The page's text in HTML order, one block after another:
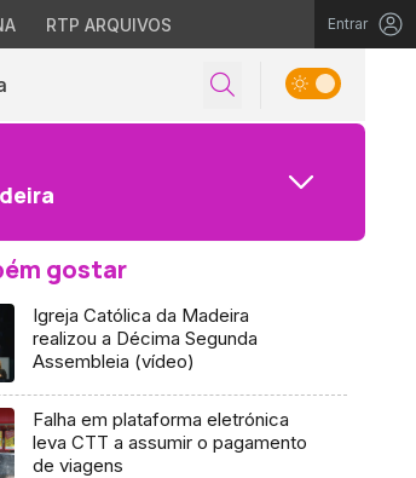
RTP ARQUIVOS Entrar
gostar
Igreja Católica da Madeira
realizou a Décima Segunda
Assembleia (vídeo)
Falha em plataforma eletrónica
leva CTT a assumir o pagamento
de viagens